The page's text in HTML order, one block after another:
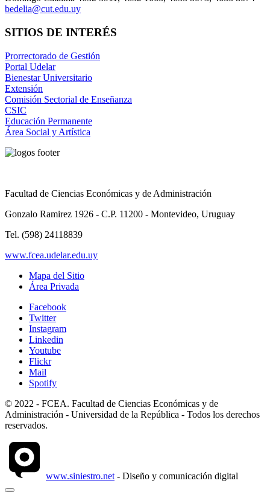
bedelia@cut.edu.uy
SITIOS DE INTERÉS
Prorrectorado de Gestión
Portal Udelar
Bienestar Universitario
Extensión
Comisión Sectorial de Enseñanza
CSIC
Educación Permanente
Área Social y Artística
Facultad de Ciencias Económicas y de Administración
Gonzalo Ramirez 1926 - C.P. 11200 - Montevideo, Uruguay
Tel. (598) 24118839
www.fcea.udelar.edu.uy
Mapa del Sitio
Área Privada
Facebook
Twitter
Instagram
Linkedin
Youtube
Flickr
Mail
Spotify
© 2022 - FCEA. Facultad de Ciencias Económicas y de
Administración - Universidad de la República - Todos los derechos
reservados.
www.siniestro.net - Diseño y comunicación digital